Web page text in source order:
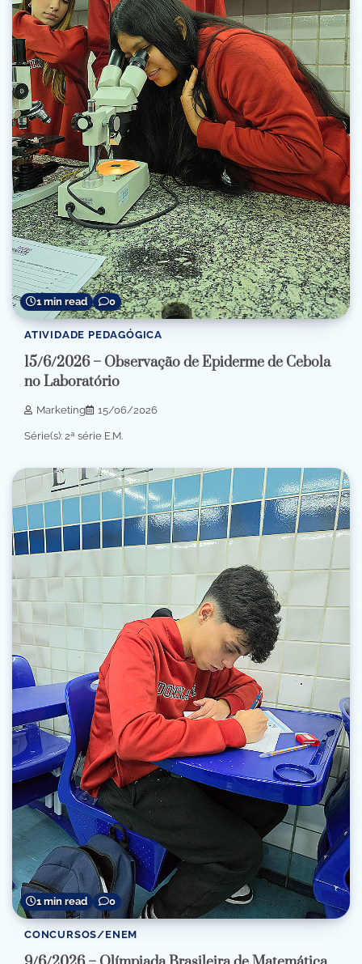
1 min read 0
ATIVIDADE PEDAGÓGICA
15/6/2026 – Observação de Epiderme de Cebola
no Laboratório
Marketing 15/06/2026
Série(s): 2ª série E.M.
1 min read 0
CONCURSOS/ENEM